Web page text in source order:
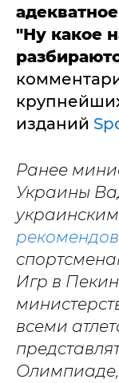
"Ну какое
изданий
Ранее
Украины
Игр в
всеми